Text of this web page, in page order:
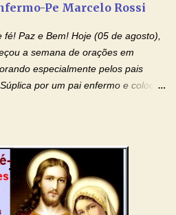
Eu, desde já, agradeço de
me atenderá. Eu louvo o Pai por
como presente de Páscoa. eu
Pe Marcelo Rossi
Paz e Bem! Hoje (05 de agosto),
a semana de orações em
especialmente pelos pais
por um pai enfermo e colocou
Anjos-Devoção e Fé Mensagem
E-mail e Facebook: Como foi
uma semana de homenagens
orações serão focadas nos pais